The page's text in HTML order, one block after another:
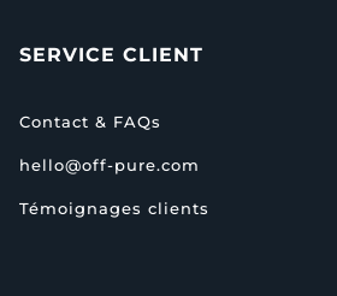
SERVICE CLIENT
Contact & FAQs
hello@off-pure.com
Témoignages clients